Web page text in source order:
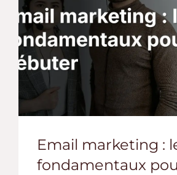
Email marketing :
fondamentaux